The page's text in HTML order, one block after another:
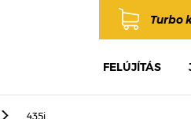
Turbo
FELÚJÍTÁS
435i